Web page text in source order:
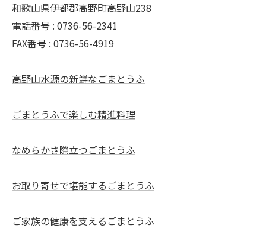
和歌山県伊都郡高野町高野山238
電話番号 : 0736-56-2341
FAX番号 : 0736-56-4919
高野山水源の新鮮なごまとうふ
ごまとうふで楽しむ精進料理
なめらかさ際立つごまとうふ
お取り寄せで堪能するごまとうふ
ご家族の健康を支えるごまとうふ